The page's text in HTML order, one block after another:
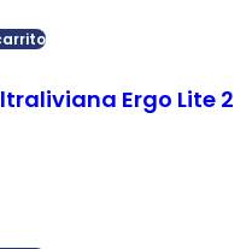
Ergo Lite 2